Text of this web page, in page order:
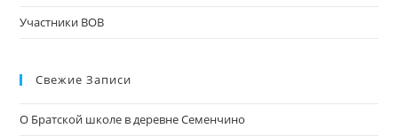
Участники ВОВ
Свежие Записи
О Братской школе в деревне Семенчино